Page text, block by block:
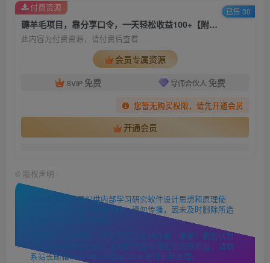
薅羊毛项目，靠分享口令，一天轻松收益100+【附教程】【揭秘】
此内容为付费资源，请付费后查看
会员专属资源
SVIP 免费 导师合伙人 免费
您暂无购买权限，请先开通会员
开通会员
付费资源 已售 30
© 版权声明
本站收集的资源仅供内部学习研究软件设计思想和原理使
用，学习研究后请自觉删除，请勿传播，因未及时删除所造
如果用于其他用途，请购买正版支持作者，谢谢！若您认为
「https://mc9527.cn/」发布的内容若侵犯到您的权益，请联
系站长邮箱:907146180@qq.com 进行删除处理。